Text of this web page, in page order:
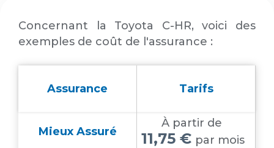
Concernant la Toyota C-HR, voici des
exemples de coût de l'assurance :
Assurance Tarifs
Mieux Assuré
À partir de
11,75 € par mois